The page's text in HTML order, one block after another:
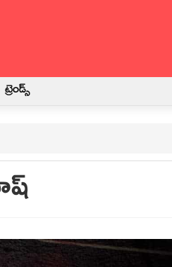
ట్రెండ్స్